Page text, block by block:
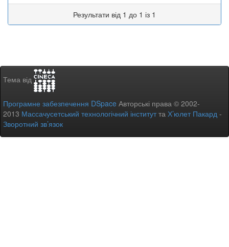
Результати від 1 до 1 із 1
Тема від
Програмне забезпечення DSpace Авторські права © 2002-
2013 Массачусетський технологічний інститутта Х’юлет Пакард -
Зворотний зв’язок